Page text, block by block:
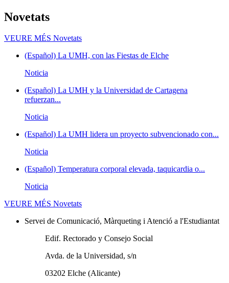
Novetats
VEURE MÉS Novetats
(Español) La UMH, con las Fiestas de Elche
Noticia
(Español) La UMH y la Universidad de Cartagena
refuerzan...
Noticia
(Español) La UMH lidera un proyecto subvencionado con...
Noticia
(Español) Temperatura corporal elevada, taquicardia o...
Noticia
VEURE MÉS Novetats
Servei de Comunicació, Màrqueting i Atenció a l'Estudiantat
Edif. Rectorado y Consejo Social
Avda. de la Universidad, s/n
03202 Elche (Alicante)